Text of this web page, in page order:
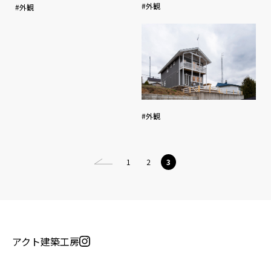
#外観 #外観
#外観
1 2 3
アクト建築工房